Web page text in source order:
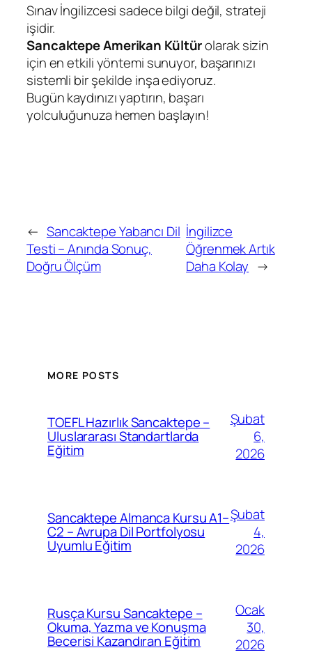
Sınav İngilizcesi sadece bilgi değil, strateji
işidir.
Sancaktepe Amerikan Kültürolarak sizin
için en etkili yöntemi sunuyor, başarınızı
sistemli bir şekilde inşa ediyoruz.
Bugün kaydınızı yaptırın, başarı
yolculuğunuza hemen başlayın!
← Sancaktepe Yabancı Dil
Testi – Anında Sonuç,
Doğru Ölçüm
İngilizce
Öğrenmek Artık
Daha Kolay →
MORE POSTS
TOEFL Hazırlık Sancaktepe –
Uluslararası Standartlarda
Eğitim
Şubat
6,
2026
Sancaktepe Almanca Kursu A1–
C2 – Avrupa Dil Portfolyosu
Uyumlu Eğitim
Şubat
4,
2026
Rusça Kursu Sancaktepe –
Okuma, Yazma ve Konuşma
Becerisi Kazandıran Eğitim
Ocak
30,
2026